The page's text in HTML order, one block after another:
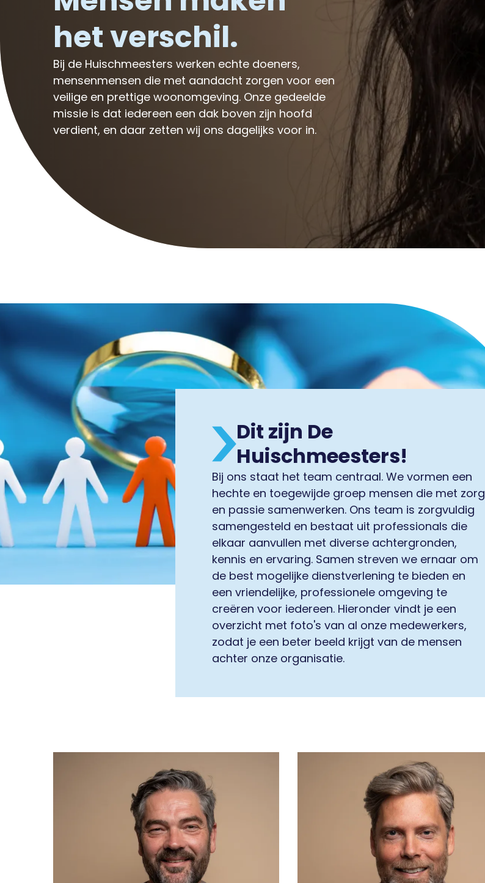
het verschil.
Bij de Huischmeesters werken echte doeners,
mensenmensen die met aandacht zorgen voor een
veilige en prettige woonomgeving. Onze gedeelde
missie is dat iedereen een dak boven zijn hoofd
verdient, en daar zetten wij ons dagelijks voor in.
Dit zijn De
Huischmeesters!
Bij ons staat het team centraal. We vormen een
hechte en toegewijde groep mensen die met zorg
en passie samenwerken. Ons team is zorgvuldig
samengesteld en bestaat uit professionals die
elkaar aanvullen met diverse achtergronden,
kennis en ervaring. Samen streven we ernaar om
de best mogelijke dienstverlening te bieden en
een vriendelijke, professionele omgeving te
creëren voor iedereen. Hieronder vindt je een
overzicht met foto's van al onze medewerkers,
zodat je een beter beeld krijgt van de mensen
achter onze organisatie.